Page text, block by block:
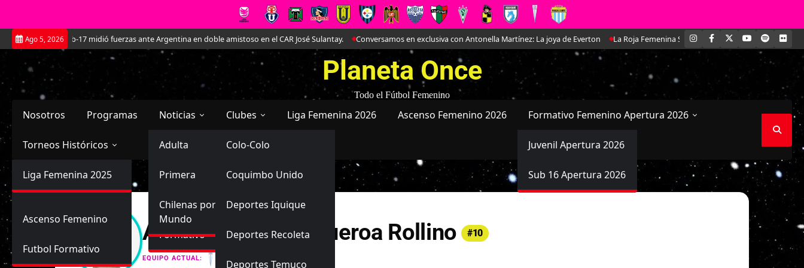
Saltar
al
contenido
Ago 5, 2026
La Roja Sub-17 midió fuerzas ante Argentina en doble amistoso en el CAR José Sulantay. Conversamos en exclusiva con Antonella Martínez: La joya de Everton La Roja Femenina Sub-17 enfrentará a Argentina en doble
INSTAGRAM
FACEBOOK YOUTUBE
SPOTIFY
Planeta Once
Todo el Fútbol Femenino
Nosotros Programas Noticias
Selección Chilena
Adulta
Sub-20
Sub-17
Futbol Nacional
Primera
Ascenso
Formativo
Futbol Internacional
Chilenas por el
Mundo
Clubes
Primera
Colo-Colo
Coquimbo Unido
Deportes Iquique
Deportes Recoleta
Deportes Temuco
Ascenso
Liga Femenina 2026 Ascenso Femenino 2026 Formativo Femenino Apertura 2026
Juvenil Apertura 2026
Sub 16 Apertura 2026
Torneos Históricos
Primera División
Femenina
Liga Femenina 2025
Ascenso Femenino
Futbol Formativo
Ámbar Carolay Figueroa Rollino #10
EQUIPO ACTUAL: Universidad Católica